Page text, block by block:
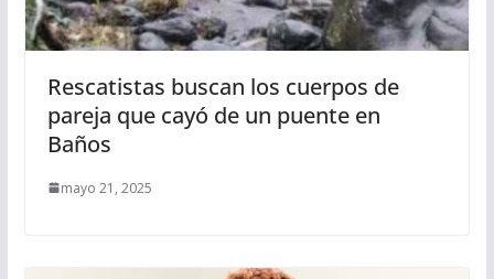
Rescatistas buscan los cuerpos de
pareja que cayó de un puente en
Baños
mayo 21, 2025